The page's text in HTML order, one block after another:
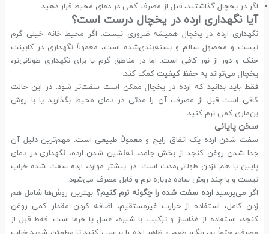
اگر در یخچال گذاشتید، قبل از مصرف کمی در دمای محیط قرار دهید.
آیا نگهداری ارده در یخچال درست است؟
نگهداری ارده در یخچال همیشه ضروری نیست. اگر محیط خانه خیلی گرم
نیست و محصول سالم و بسته‌بندی‌شده است، معمولاً نگهداری در کابینت
خنک و دور از نور کافی است. اما در مناطق گرم یا برای نگهداری طولانی‌تر،
یخچال می‌تواند به حفظ کیفیت کمک کند.
فقط باید بدانید که ارده در یخچال ممکن است سفت‌تر شود. در این حالت
کافی است قبل از مصرف، آن را مدتی در دمای محیط بگذارید یا با روش
بن‌ماری کمی نرم کنید.
سخن پایانی
سفت شدن ارده یک اتفاق رایج و معمولاً طبیعی است. مهم‌ترین دلیل آن
جدا شدن روغن کنجد از بخش جامد، ته‌نشین شدن ارده، نگهداری در دمای
پایین یا هم نزدن طولانی‌مدت است. در بیشتر موارد، ارده سفت شده خراب
نیست و با چند روش ساده دوباره نرم و قابل مصرف می‌شود.
اگر می‌پرسیدارده سفت شده را چگونه نرم کنیم؟ بهترین روش‌ها شامل هم
زدن کامل، استفاده از حرارت غیرمستقیم، اضافه کردن مقدار کمی روغن
کنجد، استفاده از غذاساز و ترکیب با شیره، عسل یا خرما است. فقط قبل از